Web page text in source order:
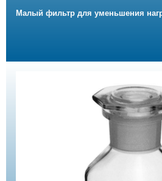
Малый фильтр для уменьшения